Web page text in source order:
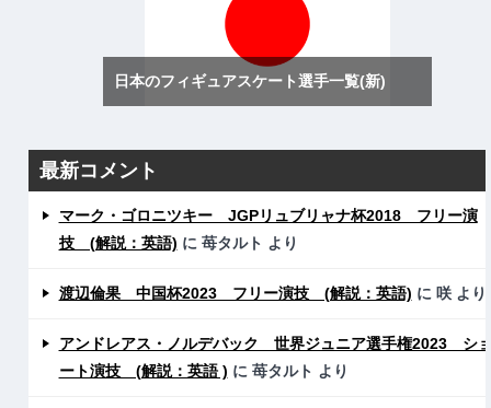
日本のフィギュアスケート選手一覧(新)
最新コメント
マーク・ゴロニツキー JGPリュブリャナ杯2018 フリー演
技 (解説：英語) に 苺タルト より
渡辺倫果 中国杯2023 フリー演技 (解説：英語) に 咲より
アンドレアス・ノルデバック 世界ジュニア選手権2023 シ
ート演技 (解説：英語 ) に 苺タルト より